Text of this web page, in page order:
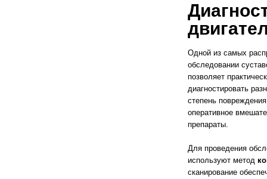
Одной из самых
обследовании
позволяет
диагностировать
степень
оперативное
препараты.
Для проведения
используют метод
сканирование